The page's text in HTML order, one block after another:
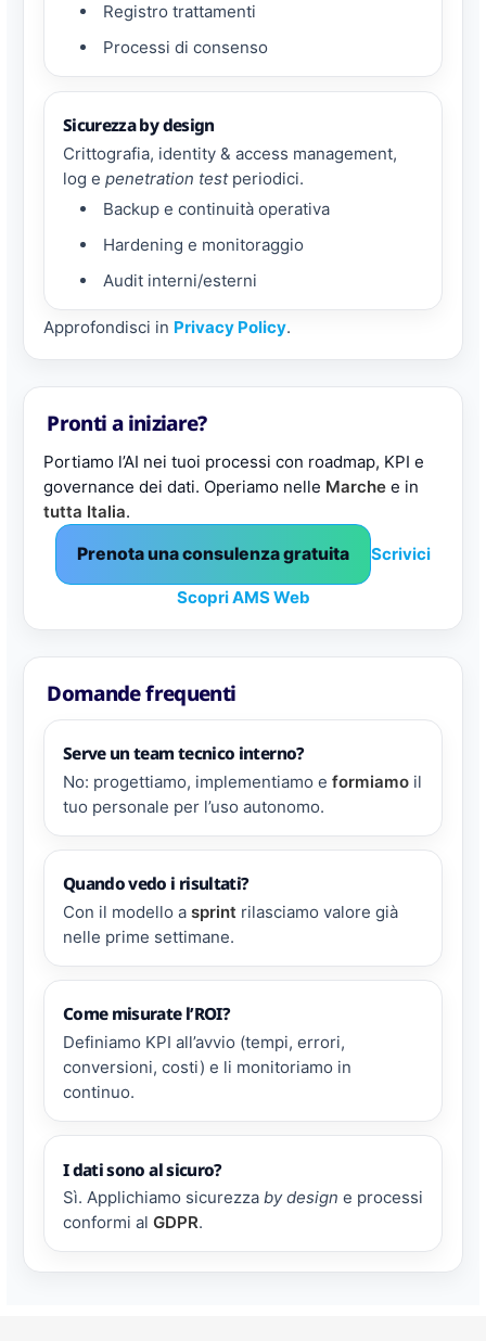
Registro trattamenti
Processi di consenso
Sicurezza by design
Crittografia, identity & access management,
log e penetration testperiodici.
Backup e continuità operativa
Hardening e monitoraggio
Audit interni/esterni
Approfondisci in Privacy Policy.
Pronti a iniziare?
Portiamo l’AI nei tuoi processi con roadmap, KPI e
governance dei dati. Operiamo nelle Marche e in
tutta Italia.
Prenota una consulenza gratuita Scrivici
Scopri AMS Web
Domande frequenti
Serve un team tecnico interno?
No: progettiamo, implementiamo e formiamoil
tuo personale per l’uso autonomo.
Quando vedo i risultati?
Con il modello a sprintrilasciamo valore già
nelle prime settimane.
Come misurate l’ROI?
Definiamo KPI all’avvio (tempi, errori,
conversioni, costi) e li monitoriamo in
continuo.
I dati sono al sicuro?
Sì. Applichiamo sicurezza by design e processi
conformi al GDPR.